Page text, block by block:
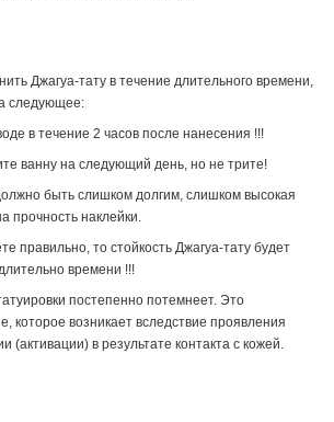
Джагуа-тату в течение длительного времени,
следующее:
в течение 2 часов после нанесения !!!
ванну на следующий день, но не трите!
быть слишком долгим, слишком высокая
прочность наклейки.
правильно, то стойкость Джагуа-тату будет
времени !!!
постепенно потемнеет. Это
которое возникает вследствие проявления
(активации) в результате контакта с кожей.